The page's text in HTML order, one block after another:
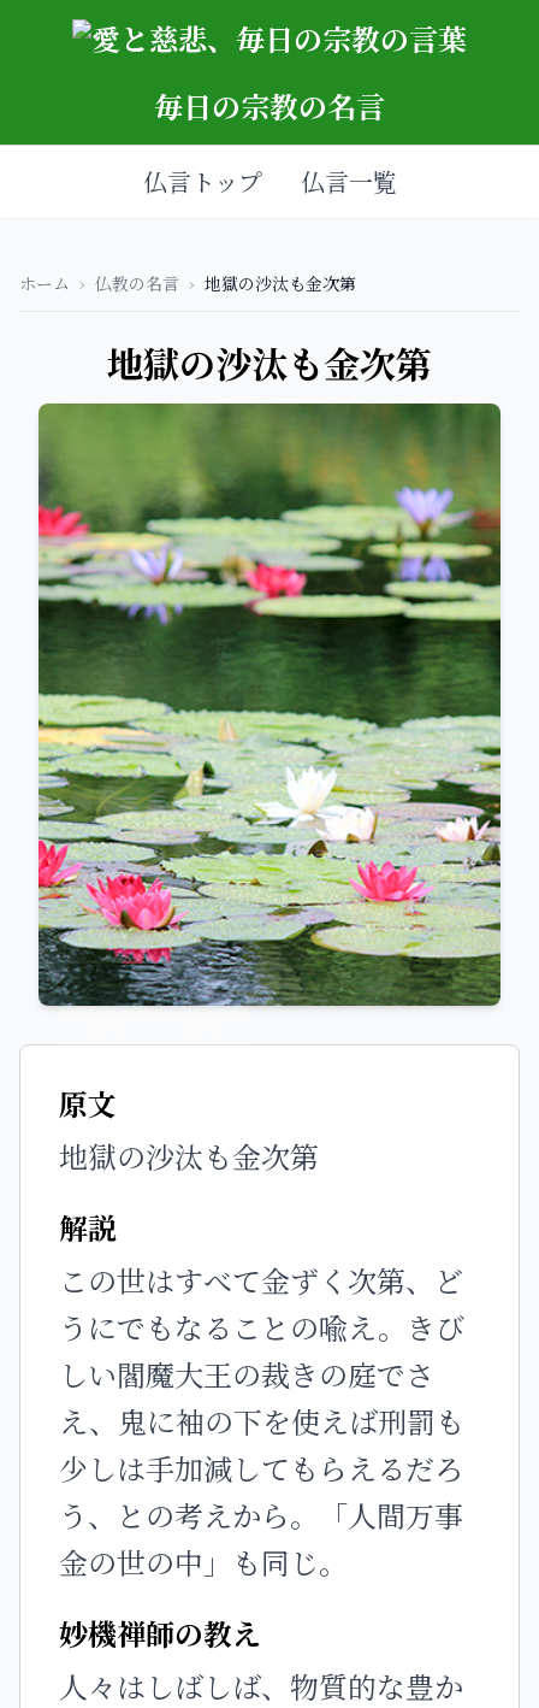
毎日の宗教の名言
仏言トップ 仏言一覧
ホーム › 仏教の名言 › 地獄の沙汰も金次第
地獄の沙汰も金次第
原文
地獄の沙汰も金次第
解説
この世はすべて金ずく次第、ど
うにでもなることの喩え。きび
しい閻魔大王の裁きの庭でさ
え、鬼に袖の下を使えば刑罰も
少しは手加減してもらえるだろ
う、との考えから。「人間万事
金の世の中」も同じ。
妙機禅師の教え
人々はしばしば、物質的な豊か